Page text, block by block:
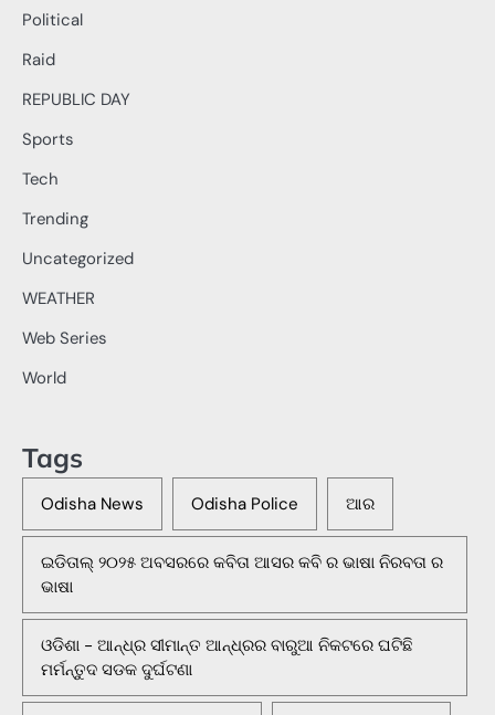
Political
Raid
REPUBLIC DAY
Sports
Tech
Trending
Uncategorized
WEATHER
Web Series
World
Tags
Odisha News Odisha Police ଆର
ଇଡିତାଲ୍ ୨୦୨୫ ଅବସରରେ କବିତା ଆସର କବି ର ଭାଷା ନିରବତା ର
ଭାଷା
ଓଡିଶା - ଆନ୍ଧ୍ର ସୀମାନ୍ତ ଆନ୍ଧ୍ରର ବାରୁଆ ନିକଟରେ ଘଟିଛି
ମର୍ମନ୍ତୁଦ ସଡକ ଦୁର୍ଘଟଣା